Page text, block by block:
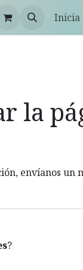
Inicia
la
envíanos un
?